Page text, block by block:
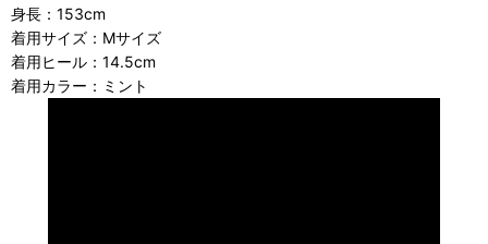
身長：153cm
着用サイズ：Mサイズ
着用ヒール：14.5cm
着用カラー：ミント